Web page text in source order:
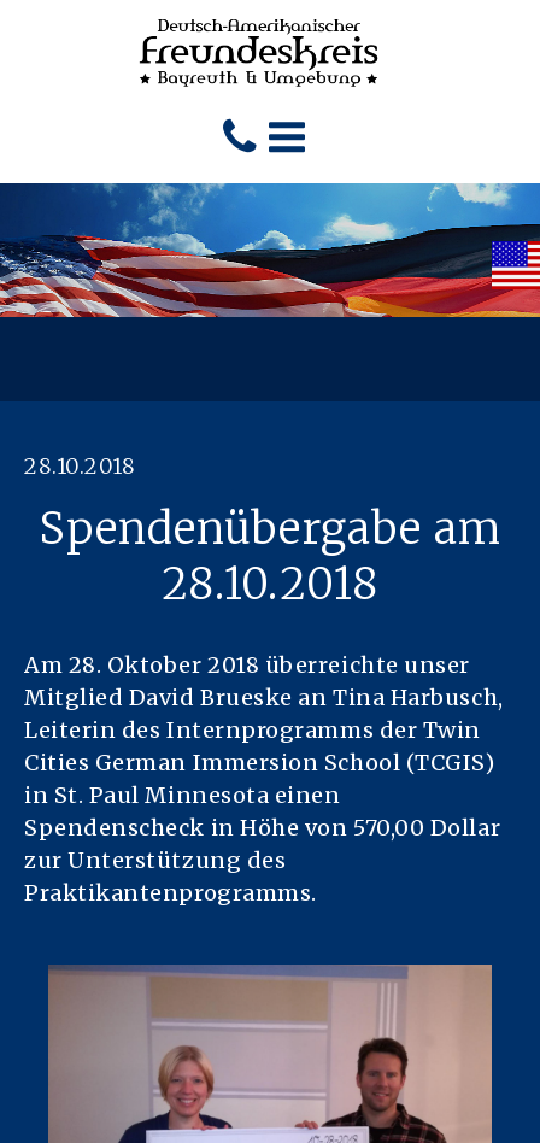
28.10.2018
Spendenübergabe am
28.10.2018
Am 28. Oktober 2018 überreichte unser
Mitglied David Brueske an Tina Harbusch,
Leiterin des Internprogramms der Twin
Cities German Immersion School (TCGIS)
in St. Paul Minnesota einen
Spendenscheck in Höhe von 570,00 Dollar
zur Unterstützung des
Praktikantenprogramms.